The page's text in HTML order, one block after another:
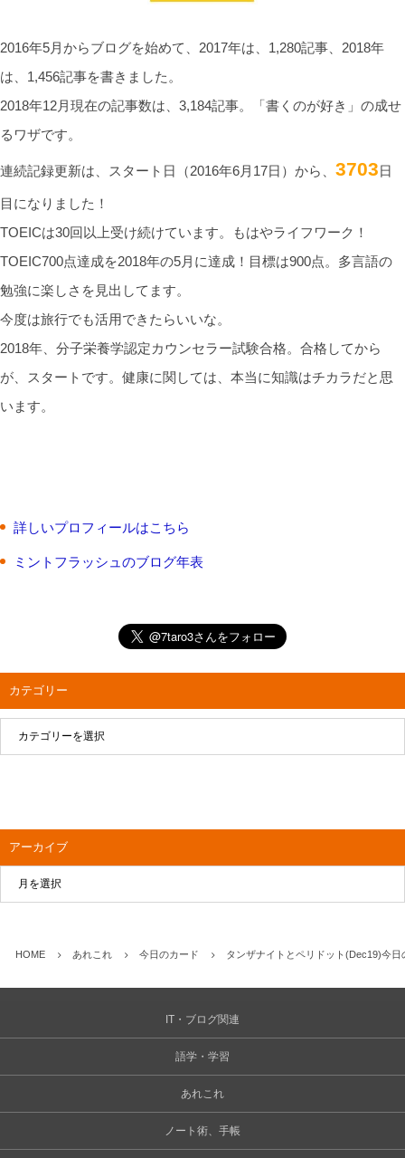
2016年5月からブログを始めて、2017年は、1,280記事、2018年
は、1,456記事を書きました。
2018年12月現在の記事数は、3,184記事。「書くのが好き」の成せ
るワザです。
連続記録更新は、スタート日（2016年6月17日）から、 3703日
目になりました！
TOEICは30回以上受け続けています。もはやライフワーク！
TOEIC700点達成を2018年の5月に達成！目標は900点。多言語の
勉強に楽しさを見出してます。
今度は旅行でも活用できたらいいな。
2018年、分子栄養学認定カウンセラー試験合格。合格してから
が、スタートです。健康に関しては、本当に知識はチカラだと思
います。
詳しいプロフィールはこちら
ミントフラッシュのブログ年表
カテゴリー
アーカイブ
HOME あれこれ 今日のカード タンザナイトとペリドット(Dec19)今日
IT・ブログ関連
語学・学習
あれこれ
ノート術、手帳